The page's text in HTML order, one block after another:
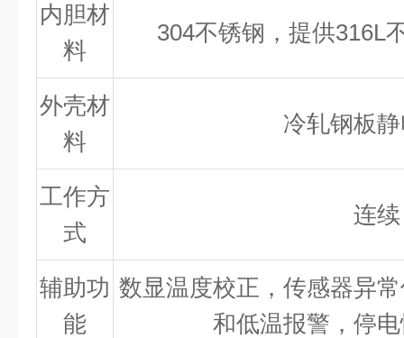
内胆材
料
304不锈钢，提供316L
外壳材
料
冷轧钢板
工作方
式
连续
辅助功
能
数显温度校正，传感器异
和低温报警，停